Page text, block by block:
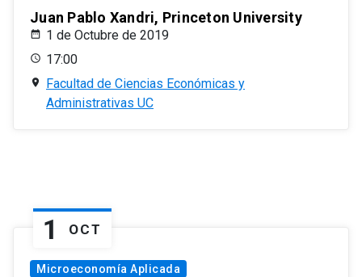
Juan Pablo Xandri, Princeton University
1 de Octubre de 2019
17:00
Facultad de Ciencias Económicas y
Administrativas UC
1 OCT
Microeconomía Aplicada